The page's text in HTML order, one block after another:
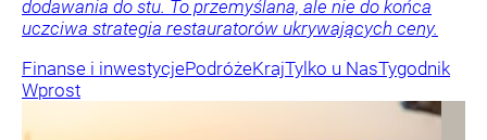
dodawania do stu. To przemyślana, ale nie do końca
uczciwa strategia restauratorów ukrywających ceny.
Finanse i inwestycjePodróżeKrajTylko u NasTygodnik
Wprost